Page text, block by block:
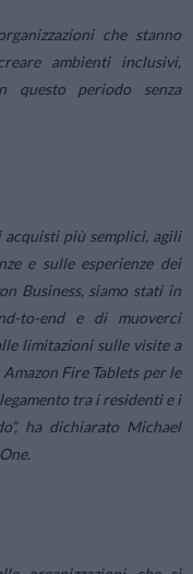
che stanno
ambienti inclusivi,
questo periodo senza
più semplici, agili
e sulle esperienze dei
Business, siamo stati in
to-end e di muoverci
limitazioni sulle visite a
Fire Tablets per le
tra i residenti e i
ha dichiarato Michael